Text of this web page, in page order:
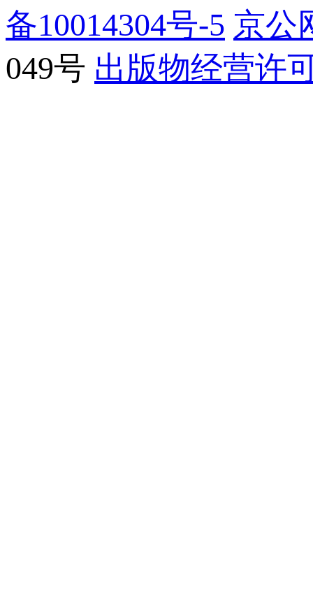
备10014304号-5 京公
049号 出版物经营许